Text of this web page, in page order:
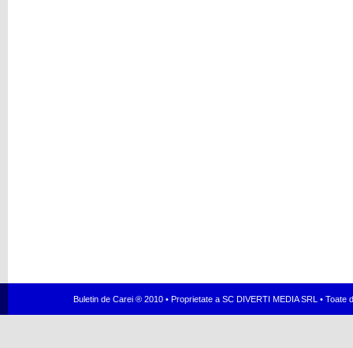
Buletin de Carei ® 2010 • Proprietate a SC DIVERTI MEDIA SRL •